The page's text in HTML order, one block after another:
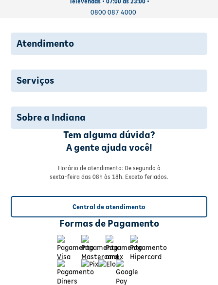
0800 087 4000
Atendimento
Serviços
Sobre a Indiana
Tem alguma dúvida?
A gente ajuda você!
Horário de atendimento: De segunda à
sexta-feira das 08h às 18h. Exceto feriados.
Central de atendimento
Formas de Pagamento